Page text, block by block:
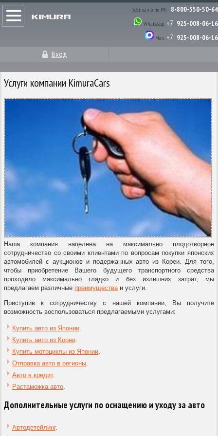
Бесплатно по РФ: 8-800-550-50-64
WhatsApp: +7 925-008-06-16
Max: +7 925-008-06-16
Вход
Услуги компании KimuraCars
Наша компания нацелена на максимально плодотворное
сотрудничество со своими клиентами по вопросам покупки японских
автомобилей с аукционов и подержанных авто из Кореи. Для того,
чтобы приобретение Вашего будущего транспортного средства
проходило максимально гладко и без излишних затрат, мы
предлагаем различные преимуществаи услуги.
Приступив к сотрудничеству с нашей компании, Вы получите
возможность воспользоваться предлагаемыми услугами:
Купить авто из Японии.
Купить авто из Кореи.
Купить мотоциклы из Японии.
Отправка авто в регионы.
Авто в кредит.
Растаможка авто.
Дополнительные услуги по оснащению и уходу за авто
Автодетейлинг.